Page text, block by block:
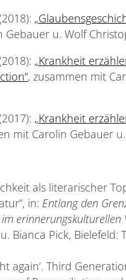
u. Wolf
„Krankheit
, zusammen mit
„Krankheit
mit Carolin Gebauer
als literarischer
in: Entlang den
erinnerungskulturellen
Bianca Pick, Bielefeld:
again‘. Third